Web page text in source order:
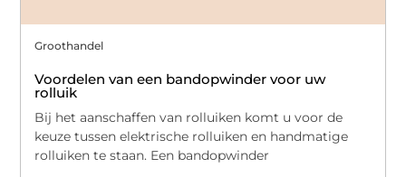
Groothandel
Voordelen van een bandopwinder voor uw
rolluik
Bij het aanschaffen van rolluiken komt u voor de
keuze tussen elektrische rolluiken en handmatige
rolluiken te staan. Een bandopwinder